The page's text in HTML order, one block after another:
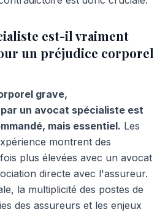
est-il vraiment
un préjudice corporel
grave,
un avocat spécialiste est
mais essentiel. Les
montrent des
plus élevées avec un avocat
directe avec l'assureur.
la multiplicité des postes de
des assureurs et les enjeux